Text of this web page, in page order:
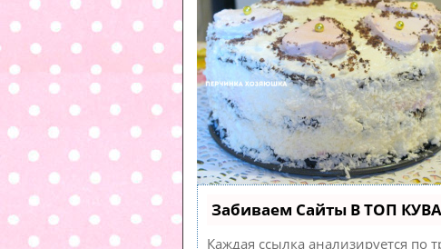
Забиваем Сайты В ТОП
Каждая ссылка анализируется по